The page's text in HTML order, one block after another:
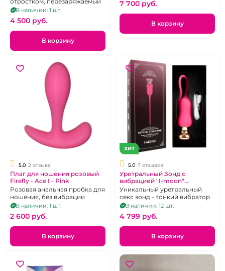
В наличии: 1 шт.
4 500 pуб.
В корзину
7 700 pуб.
В корзину
5.0 2 отзыва
Плаг для ношения розовый
Firefly - Ace I - Pink
Розовая анальная пробка для
ношения, без вибрации
В наличии: 1 шт.
2 600 pуб.
В корзину
ХИТ
5.0 7 отзывов
Уретральный Зонд с
вибрацией "I-moon"
силиконовый
Уникальный уретральный
секс зонд - тонкий вибратор
В наличии: 12 шт.
4 799 pуб.
В корзину